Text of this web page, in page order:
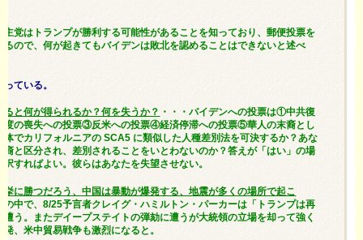
主党はトランプが勝利する可能性があることを知っており、郵便投票を
るので、何が起きてもバイデンは敗北を認めることはできないと述べ
ている。
と何が得られるか？何を失うか？ ・・・バイデンへの投票は①中共復
度の喪失への投票③反米への投票④経済停滞への投票⑤華人の末裔とし
体でカリフォルニアの SCA5 に類似した人種差別法を可決するか？あな
裔と区分され、差別されることをいとわないのか？答えが「はい」の場
すればよい。彼らはあなたを失望させない。
に勝つだろう、中国は暴動が爆発する、地震が多くの場所で起こ
の中で、8/25予言者クレイグ・ハミルトン・パーカーは「トランプは再
う。またデイープステイトの弾劾に遭うが大統領の立場を却って強く
、米中貿易戦争も激烈になると。